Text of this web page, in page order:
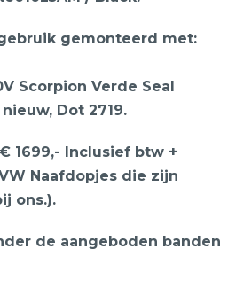
gemonteerd met:
Scorpion Verde Seal
Dot 2719.
1699,- Inclusief btw +
Naafdopjes die zijn
ons.).
de aangeboden banden